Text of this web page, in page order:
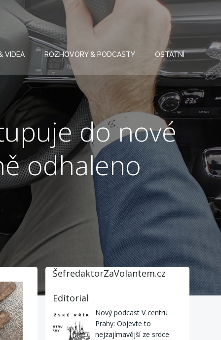
VIDEA ROZHOVORY & PODCASTY OSTATNÍ
do nové
odhaleno
ŠefredaktorZaVolantem.cz
Editorial
Nový podcast V centru
Prahy: Objevte to
nejzajímavější ze srdce